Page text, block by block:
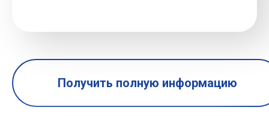
Получить полную информацию